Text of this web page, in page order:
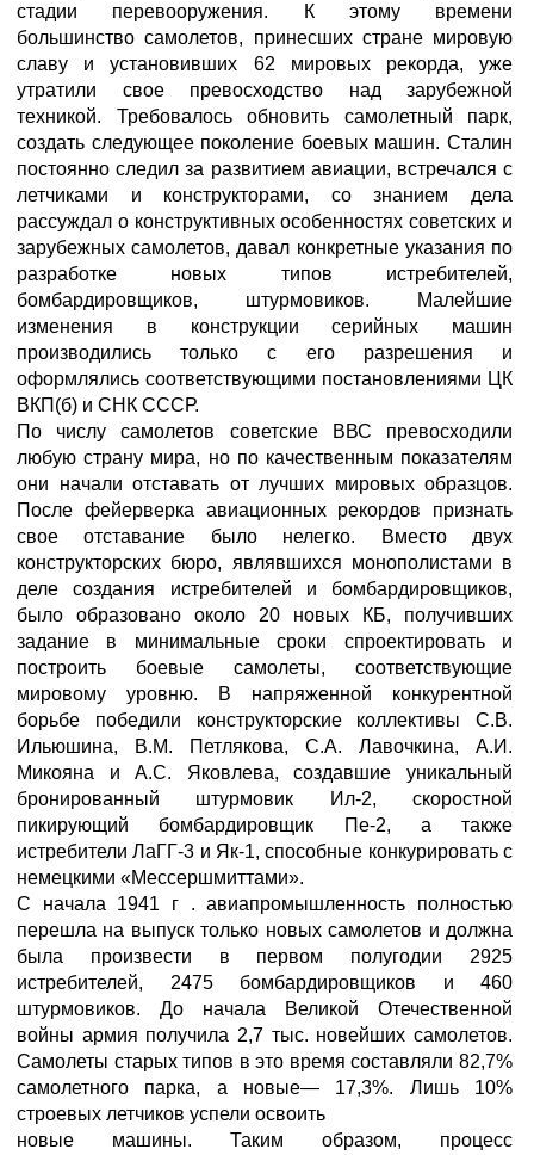
стадии перевооружения. К этому времени
большинство самолетов, принесших стране мировую
славу и установивших 62 мировых рекорда, уже
утратили свое превосходство над зарубежной
техникой. Требовалось обновить самолетный парк,
создать следующее поколение боевых машин. Сталин
постоянно следил за развитием авиации, встречался с
летчиками и конструкторами, со знанием дела
рассуждал о конструктивных особенностях советских и
зарубежных самолетов, давал конкретные указания по
разработке новых типов истребителей,
бомбардировщиков, штурмовиков. Малейшие
изменения в конструкции серийных машин
производились только с его разрешения и
оформлялись соответствующими постановлениями ЦК
ВКП(б) и СНК СССР.
По числу самолетов советские ВВС превосходили
любую страну мира, но по качественным показателям
они начали отставать от лучших мировых образцов.
После фейерверка авиационных рекордов признать
свое отставание было нелегко. Вместо двух
конструкторских бюро, являвшихся монополистами в
деле создания истребителей и бомбардировщиков,
было образовано около 20 новых КБ, получивших
задание в минимальные сроки спроектировать и
построить боевые самолеты, соответствующие
мировому уровню. В напряженной конкурентной
борьбе победили конструкторские коллективы С.В.
Ильюшина, В.М. Петлякова, С.А. Лавочкина, А.И.
Микояна и А.С. Яковлева, создавшие уникальный
бронированный штурмовик Ил-2, скоростной
пикирующий бомбардировщик Пе-2, а также
истребители ЛаГГ-3 и Як-1, способные конкурировать с
немецкими «Мессершмиттами».
С начала 1941 г . авиапромышленность полностью
перешла на выпуск только новых самолетов и должна
была произвести в первом полугодии 2925
истребителей, 2475 бомбардировщиков и 460
штурмовиков. До начала Великой Отечественной
войны армия получила 2,7 тыс. новейших самолетов.
Самолеты старых типов в это время составляли 82,7%
самолетного парка, а новые— 17,3%. Лишь 10%
строевых летчиков успели освоить
новые машины. Таким образом, процесс